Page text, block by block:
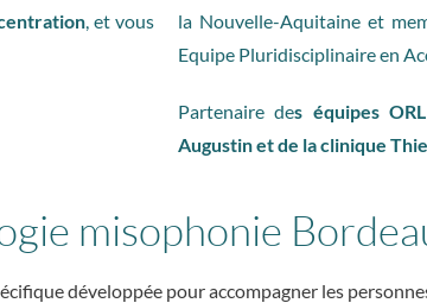
, et vous
la Nouvelle-Aquitaine et
Equipe Pluridisciplinaire en
Partenaire des équipes
Augustin et de la clinique
misophonie
développée pour accompagner les